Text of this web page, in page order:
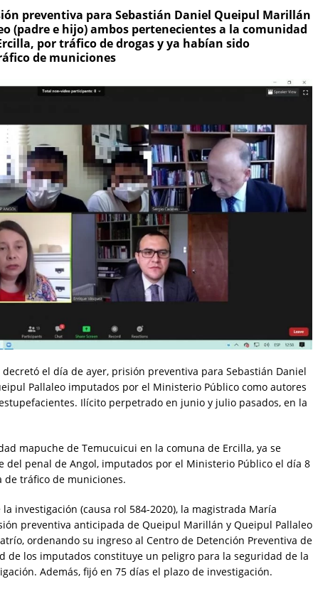
preventiva para Sebastián Daniel Queipul Marillán
(padre e hijo) ambos pertenecientes a la comunidad
por tráfico de drogas y ya habían sido
de municiones
el día de ayer, prisión preventiva para Sebastián Daniel
Pallaleo imputados por el Ministerio Público como autores
Ilícito perpetrado en junio y julio pasados, en la
mapuche de Temucuicui en la comuna de Ercilla, ya se
del penal de Angol, imputados por el Ministerio Público el día 8
tráfico de municiones.
investigación (causa rol 584-2020), la magistrada María
preventiva anticipada de Queipul Marillán y Queipul Pallaleo
ordenando su ingreso al Centro de Detención Preventiva de
de los imputados constituye un peligro para la seguridad de la
Además, fijó en 75 días el plazo de investigación.